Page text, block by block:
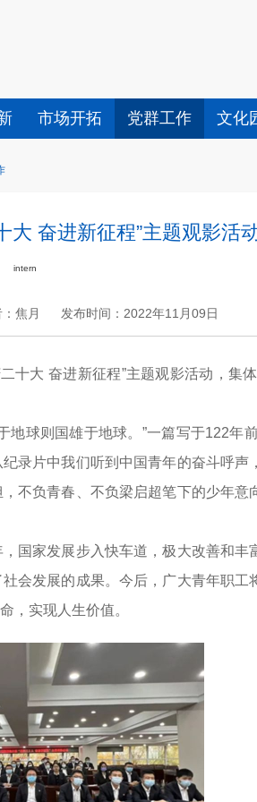
市场开拓 党群工作 文化
大 奋进新征程”主题观影活
intern
焦月 发布时间：2022年11月09日
大 奋进新征程”主题观影活动，集体
球则国雄于地球。”一篇写于122年
录片中我们听到中国青年的奋斗呼声
不负青春、不负梁启超笔下的少年意
家发展步入快车道，极大改善和丰
会发展的成果。今后，广大青年职工
，实现人生价值。